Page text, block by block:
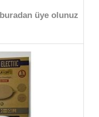
üye olunuz